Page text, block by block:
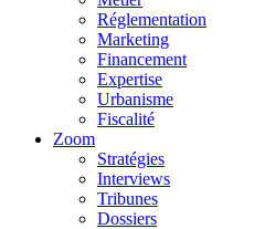
Réglementation
Marketing
Financement
Expertise
Urbanisme
Fiscalité
Zoom
Stratégies
Interviews
Tribunes
Dossiers